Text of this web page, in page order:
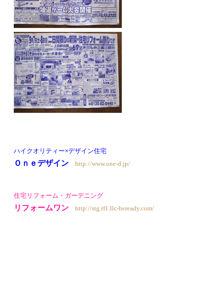
ハイクオリティー×デザイン住宅
Ｏｎｅデザイン http://www.one-d.jp/
住宅リフォーム・ガーデニング
リフォームワン http://stg.rf1.llc-beready.com/